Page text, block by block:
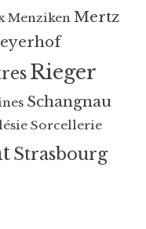
Menziken Mertz
Rieger
Schangnau
Sorcellerie
Strasbourg